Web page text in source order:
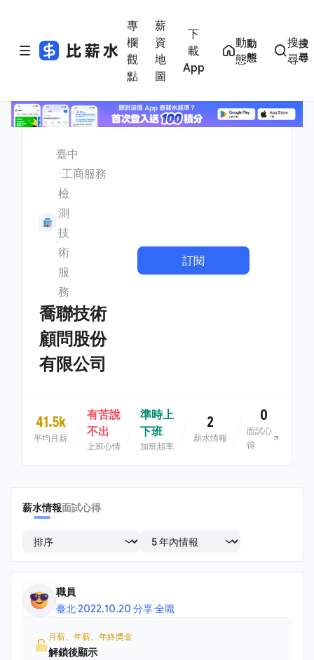
專
欄
觀
點
薪
資
地
圖
下
載
App
動
態
動
態
搜
尋
搜
尋
臺中
工商服務
檢
測
技
術
服
務
喬聯技術
顧問股份
有限公司
訂閱
41.5k
平均月薪
有苦說
不出
上班心情
準時上
下班
加班頻率
2
薪水情報
0
面試心
得
薪水情報面試心得
職員
臺北·2022.10.20 分享·全職
月薪、年薪、年終獎金
解鎖後顯示